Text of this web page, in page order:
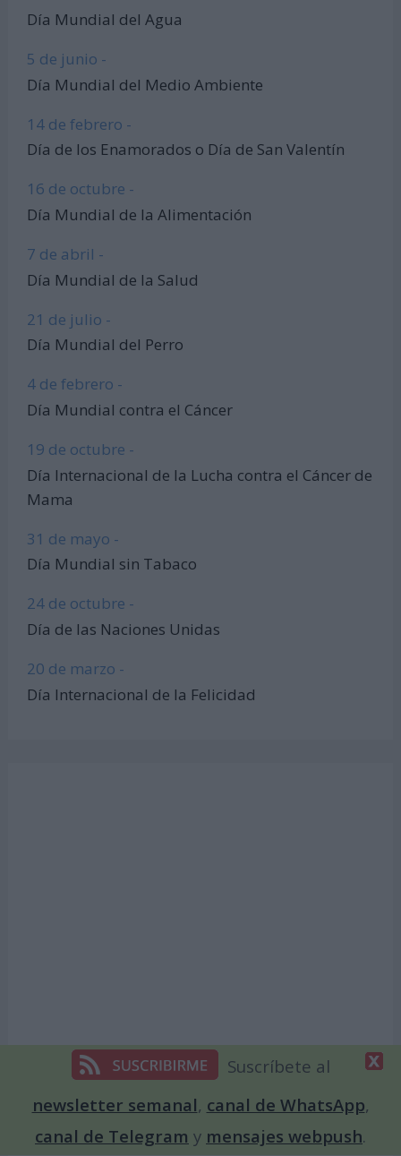
Día Mundial del Agua
5 de junio -
Día Mundial del Medio Ambiente
14 de febrero -
Día de los Enamorados o Día de San Valentín
16 de octubre -
Día Mundial de la Alimentación
7 de abril -
Día Mundial de la Salud
21 de julio -
Día Mundial del Perro
4 de febrero -
Día Mundial contra el Cáncer
19 de octubre -
Día Internacional de la Lucha contra el Cáncer de
Mama
31 de mayo -
Día Mundial sin Tabaco
24 de octubre -
Día de las Naciones Unidas
20 de marzo -
Día Internacional de la Felicidad
Suscríbete al
newsletter semanal, canal de WhatsApp,
canal de Telegram y mensajes webpush.